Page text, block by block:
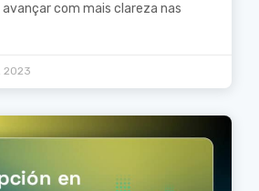
com mais clareza nas
2023